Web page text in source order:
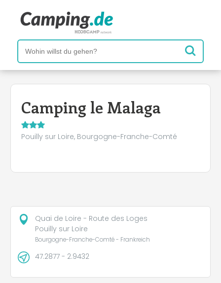
Camping le Malaga
Pouilly sur Loire, Bourgogne-Franche-Comté
Quai de Loire - Route des Loges
Pouilly sur Loire
Bourgogne-Franche-Comté - Frankreich
47.2877 - 2.9432